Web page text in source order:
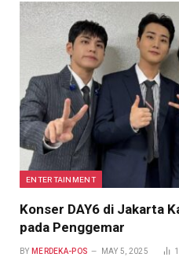
ENTERTAINMENT
Konser DAY6 di Jakarta
pada Penggemar
BY MERDEKA-POS MAY 5, 2025 1